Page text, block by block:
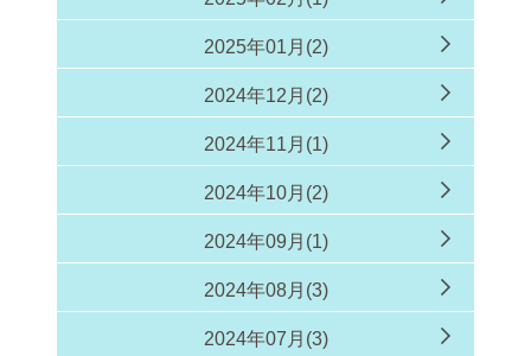
2025年01月(2)
2024年12月(2)
2024年11月(1)
2024年10月(2)
2024年09月(1)
2024年08月(3)
2024年07月(3)